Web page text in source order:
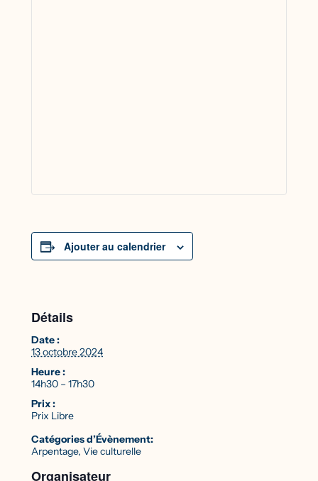
Ajouter au calendrier
Détails
Date :
13 octobre 2024
Heure :
14h30 – 17h30
Prix :
Prix Libre
Catégories d’Évènement:
Arpentage, Vie culturelle
Organisateur